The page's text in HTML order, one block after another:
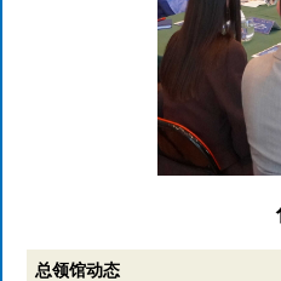
总领馆动态